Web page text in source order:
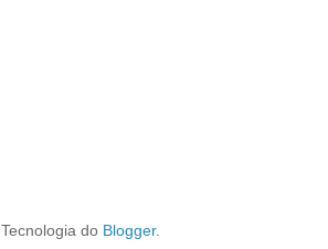
Tecnologia do Blogger.